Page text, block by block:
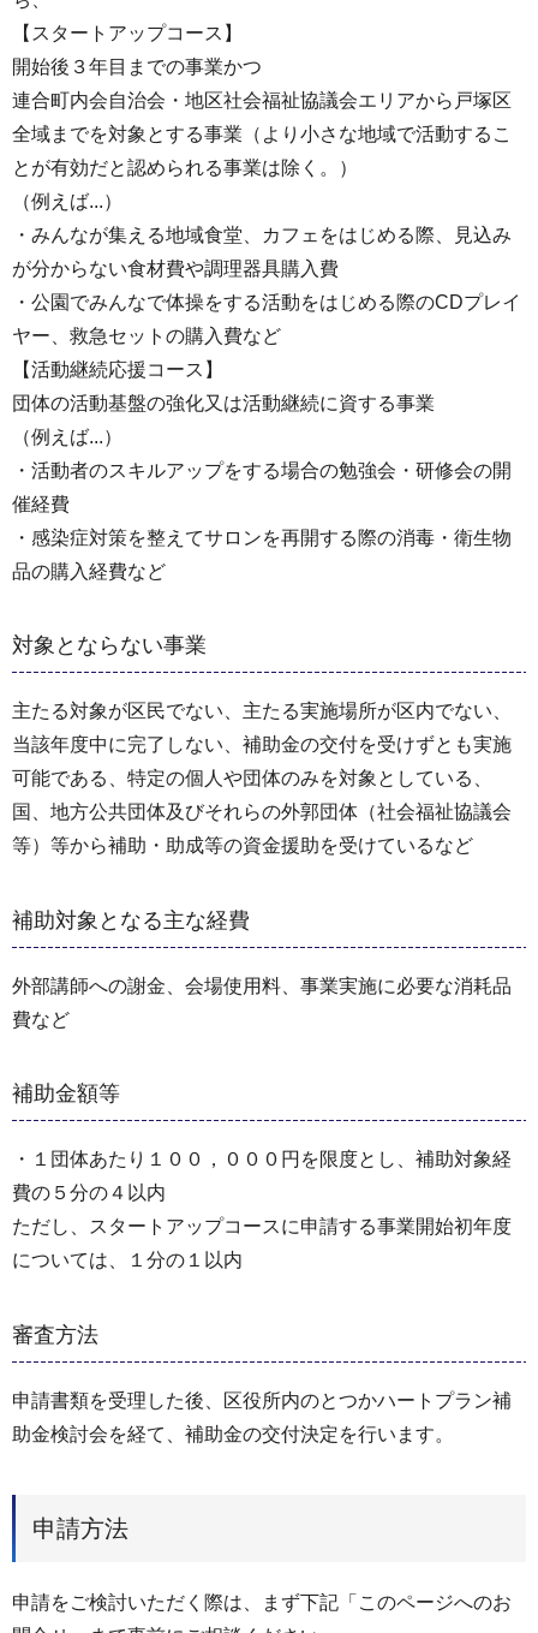
【スタートアップコース】
開始後３年目までの事業かつ
連合町内会自治会・地区社会福祉協議会エリアから戸塚区
全域までを対象とする事業（より小さな地域で活動するこ
とが有効だと認められる事業は除く。）
（例えば...）
・みんなが集える地域食堂、カフェをはじめる際、見込み
が分からない食材費や調理器具購入費
・公園でみんなで体操をする活動をはじめる際のCDプレイ
ヤー、救急セットの購入費など
【活動継続応援コース】
団体の活動基盤の強化又は活動継続に資する事業
（例えば...）
・活動者のスキルアップをする場合の勉強会・研修会の開
催経費
・感染症対策を整えてサロンを再開する際の消毒・衛生物
品の購入経費など
対象とならない事業
主たる対象が区民でない、主たる実施場所が区内でない、
当該年度中に完了しない、補助金の交付を受けずとも実施
可能である、特定の個人や団体のみを対象としている、
国、地方公共団体及びそれらの外郭団体（社会福祉協議会
等）等から補助・助成等の資金援助を受けているなど
補助対象となる主な経費
外部講師への謝金、会場使用料、事業実施に必要な消耗品
費など
補助金額等
・１団体あたり１００，０００円を限度とし、補助対象経
費の５分の４以内
ただし、スタートアップコースに申請する事業開始初年度
については、１分の１以内
審査方法
申請書類を受理した後、区役所内のとつかハートプラン補
助金検討会を経て、補助金の交付決定を行います。
申請方法
申請をご検討いただく際は、まず下記「このページへのお